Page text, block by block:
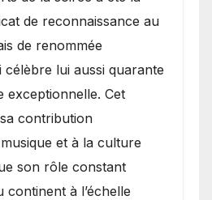
de reconnaissance au
de renommée
célèbre lui aussi quarante
exceptionnelle. Cet
contribution
et à la culture
son rôle constant
continent à l’échelle